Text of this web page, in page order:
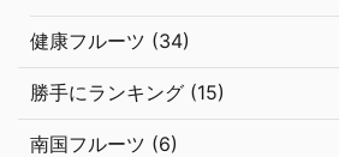
健康フルーツ (34)
勝手にランキング (15)
南国フルーツ (6)